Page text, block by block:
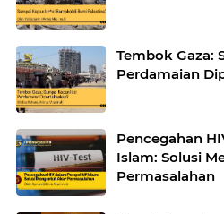
Tembok Gaza:
Perdamaian
Pencegahan
Islam: Solusi
Permasalahan